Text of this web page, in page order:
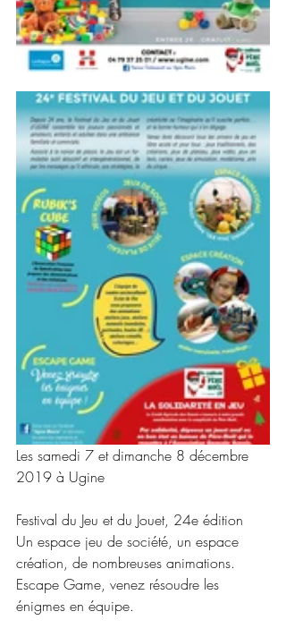
Les samedi 7 et dimanche 8 décembre
2019 à Ugine
Festival du Jeu et du Jouet, 24e édition
Un espace jeu de société, un espace
création, de nombreuses animations.
Escape Game, venez résoudre les
énigmes en équipe.